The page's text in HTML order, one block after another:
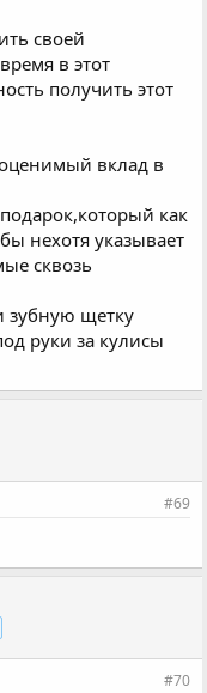
своей
в этот
получить этот
вклад в
как
нехотя указывает
сквозь
зубную щетку
руки за кулисы
#69
#70